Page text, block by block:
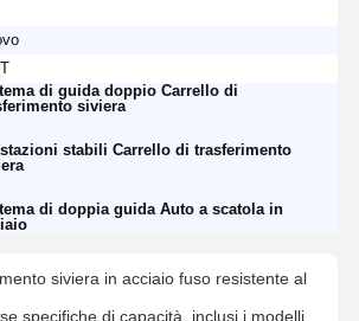
di guida doppio Carrello di
siviera
stabili Carrello di trasferimento
di doppia guida Auto a scatola in
siviera in acciaio fuso resistente al
specifiche di capacità, inclusi i modelli